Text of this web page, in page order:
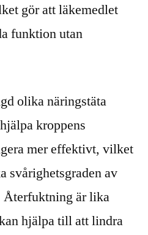
gör att läkemedlet
funktion utan
olika näringstäta
kroppens
mer effektivt, vilket
svårighetsgraden av
Återfuktning är lika
hjälpa till att lindra